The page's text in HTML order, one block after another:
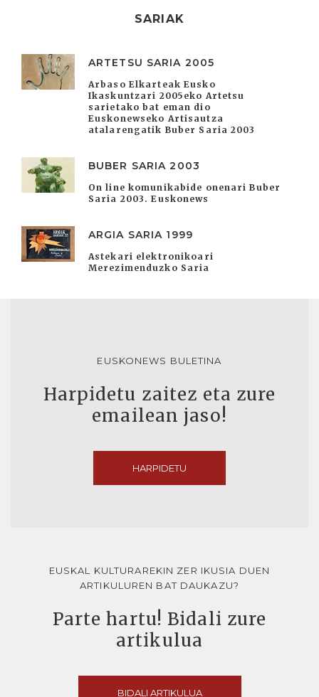
SARIAK
ARTETSU SARIA 2005
Arbaso Elkarteak Eusko
Ikaskuntzari 2005eko Artetsu
sarietako bat eman dio
Euskonewseko Artisautza
atalarengatik Buber Saria 2003
BUBER SARIA 2003
On line komunikabide onenari Buber
Saria 2003. Euskonews
ARGIA SARIA 1999
Astekari elektronikoari
Merezimenduzko Saria
EUSKONEWS BULETINA
Harpidetu zaitez eta zure
emailean jaso!
HARPIDETU
EUSKAL KULTURAREKIN ZER IKUSIA DUEN
ARTIKULUREN BAT DAUKAZU?
Parte hartu! Bidali zure
artikulua
BIDALI ARTIKULUA